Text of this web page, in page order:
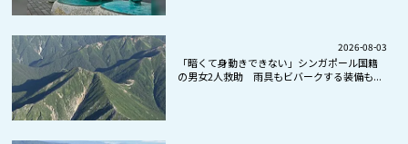
2026-08-03
「暗くて身動きできない」シンガポール国籍
の男女2人救助 雨具もビバークする装備も...